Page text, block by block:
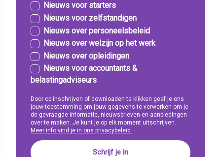
Nieuws voor starters
Nieuws voor zelfstandigen
Nieuws over personeelsbeleid
Nieuws over welzijn op het werk
Nieuws over opleidingen
Nieuws voor accountants &
belastingadviseurs
Door op inschrijven of downloaden te klikken geef je ons
jouw toestemming om jouw gegevens te verwerken om je
de gevraagde informatie, nieuwsbrieven en aanbiedingen
over te maken. Je kunt je op elk moment uitschrijven.
Meer info vind je in ons privacybeleid.